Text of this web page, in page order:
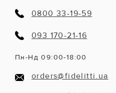
0800 33-19-59
093 170-21-16
Пн-Нд 09:00-18:00
orders@fidelitti.ua